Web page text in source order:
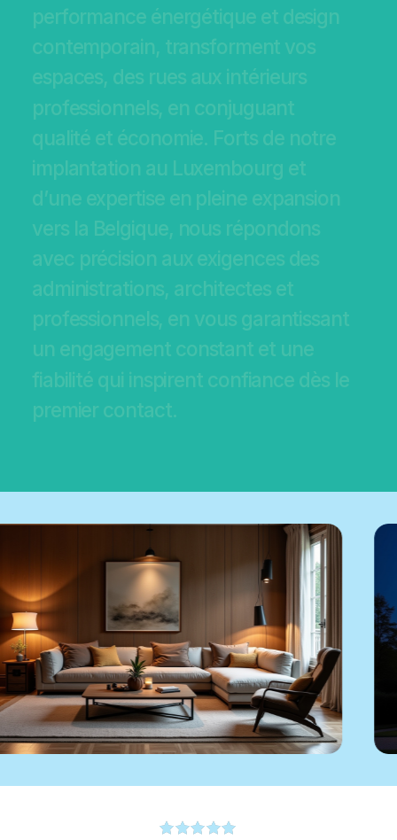
performance énergétique et design
contemporain, transforment vos
espaces, des rues aux intérieurs
professionnels, en conjuguant
qualité et économie. Forts de notre
implantation au Luxembourg et
d’une expertise en pleine expansion
vers la Belgique, nous répondons
avec précision aux exigences des
administrations, architectes et
professionnels, en vous garantissant
un engagement constant et une
fiabilité qui inspirent confiance dès le
premier contact.